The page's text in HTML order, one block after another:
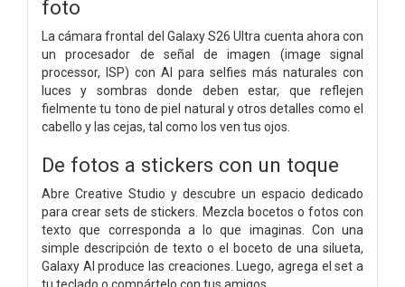
foto
La cámara frontal del Galaxy S26 Ultra cuenta ahora con
un procesador de señal de imagen (image signal
processor, ISP) con AI para selfies más naturales con
luces y sombras donde deben estar, que reflejen
fielmente tu tono de piel natural y otros detalles como el
cabello y las cejas, tal como los ven tus ojos.
De fotos a stickers con un toque
Abre Creative Studio y descubre un espacio dedicado
para crear sets de stickers. Mezcla bocetos o fotos con
texto que corresponda a lo que imaginas. Con una
simple descripción de texto o el boceto de una silueta,
Galaxy AI produce las creaciones. Luego, agrega el set a
tu teclado o compártelo con tus amigos